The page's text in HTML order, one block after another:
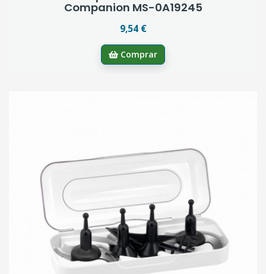
Companion MS-0A19245
9,54 €
Comprar